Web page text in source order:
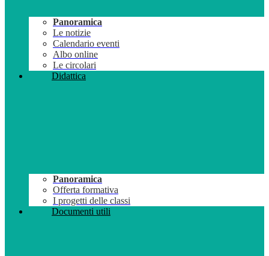
Panoramica
Le notizie
Calendario eventi
Albo online
Le circolari
Didattica
Panoramica
Offerta formativa
I progetti delle classi
Documenti utili